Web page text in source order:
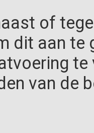
of
dit aan te
van de